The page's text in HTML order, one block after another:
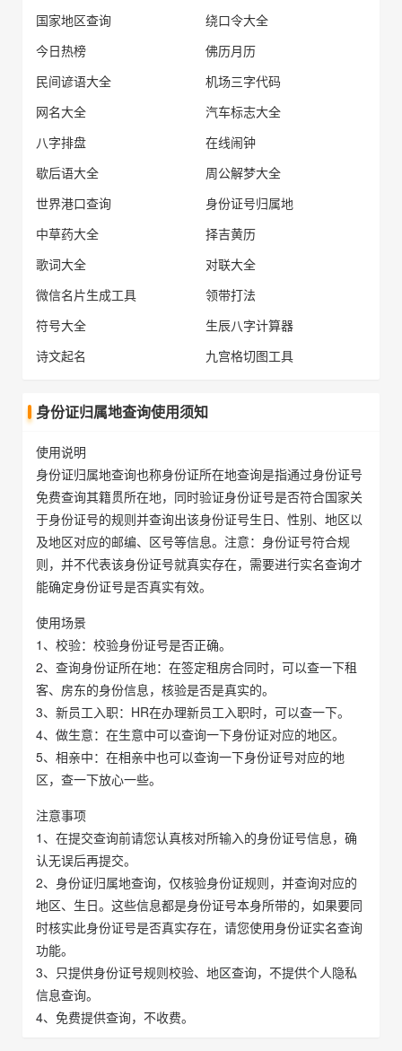
国家地区查询
绕口令大全
今日热榜
佛历月历
民间谚语大全
机场三字代码
网名大全
汽车标志大全
八字排盘
在线闹钟
歇后语大全
周公解梦大全
世界港口查询
身份证号归属地
中草药大全
择吉黄历
歌词大全
对联大全
微信名片生成工具
领带打法
符号大全
生辰八字计算器
诗文起名
九宫格切图工具
身份证归属地查询使用须知
使用说明
身份证归属地查询也称身份证所在地查询是指通过身份证号
免费查询其籍贯所在地，同时验证身份证号是否符合国家关
于身份证号的规则并查询出该身份证号生日、性别、地区以
及地区对应的邮编、区号等信息。注意：身份证号符合规
则，并不代表该身份证号就真实存在，需要进行实名查询才
能确定身份证号是否真实有效。
使用场景
1、校验：校验身份证号是否正确。
2、查询身份证所在地：在签定租房合同时，可以查一下租
客、房东的身份信息，核验是否是真实的。
3、新员工入职：HR在办理新员工入职时，可以查一下。
4、做生意：在生意中可以查询一下身份证对应的地区。
5、相亲中：在相亲中也可以查询一下身份证号对应的地
区，查一下放心一些。
注意事项
1、在提交查询前请您认真核对所输入的身份证号信息，确
认无误后再提交。
2、身份证归属地查询，仅核验身份证规则，并查询对应的
地区、生日。这些信息都是身份证号本身所带的，如果要同
时核实此身份证号是否真实存在，请您使用身份证实名查询
功能。
3、只提供身份证号规则校验、地区查询，不提供个人隐私
信息查询。
4、免费提供查询，不收费。